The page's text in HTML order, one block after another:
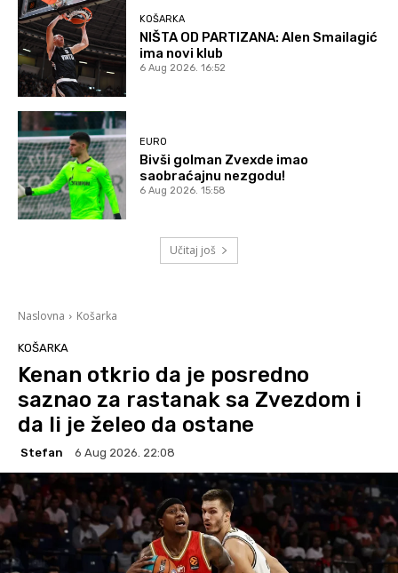
KOŠARKA
NIŠTA OD PARTIZANA: Alen Smailagić
ima novi klub
6 Aug 2026. 16:52
EURO
Bivši golman Zvexde imao
saobraćajnu nezgodu!
6 Aug 2026. 15:58
Učitaj još